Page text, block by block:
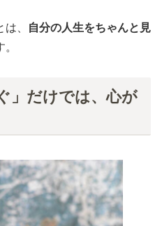
、
自分の人生をちゃんと見
」だけでは、心が